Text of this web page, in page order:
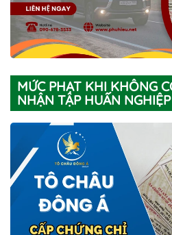
MỨC PHẠT KHI KHÔNG
NHẬN TẬP HUẤN